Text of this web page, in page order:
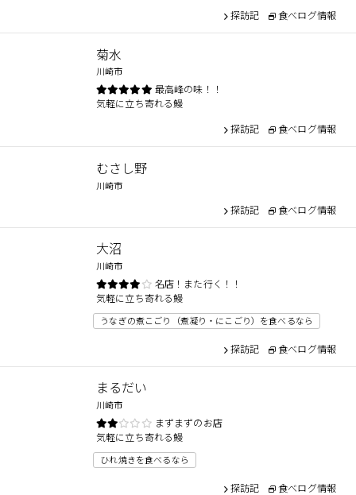
探訪記 食べログ情報
菊水
川崎市
最高峰の味！！
気軽に立ち寄れる鰻
探訪記 食べログ情報
むさし野
川崎市
探訪記 食べログ情報
大沼
川崎市
名店！また行く！！
気軽に立ち寄れる鰻
うなぎの煮こごり（煮凝り・にこごり）を食べるなら
探訪記 食べログ情報
まるだい
川崎市
まずまずのお店
気軽に立ち寄れる鰻
ひれ焼きを食べるなら
探訪記 食べログ情報